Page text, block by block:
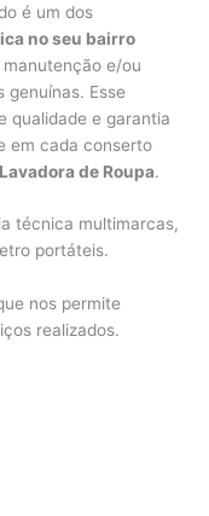
é um dos
no seu bairro
e/ou
genuínas. Esse
qualidade e garantia
em cada conserto
de Roupa.
técnica multimarcas,
portáteis.
nos permite
realizados.